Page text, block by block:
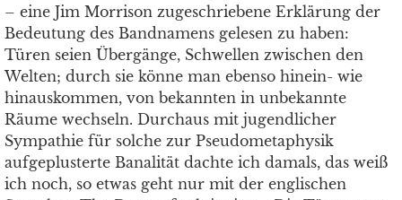
– eine Jim Morrison zugeschriebene Erklärung der
Bedeutung des Bandnamens gelesen zu haben:
Türen seien Übergänge, Schwel­len zwischen den
Welten; durch sie könne man eben­so hinein- wie
hinauskommen, von bekannten in unbekannte
Räume wechseln. Durchaus mit jugendlicher
Sympathie für solche zur Pseudometaphysik
aufgeplusterte Banalität dachte ich damals, das weiß
ich noch, so etwas geht nur mit der englischen